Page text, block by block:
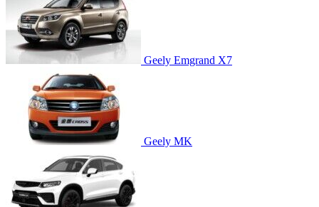
Geely Emgrand X7
Geely MK